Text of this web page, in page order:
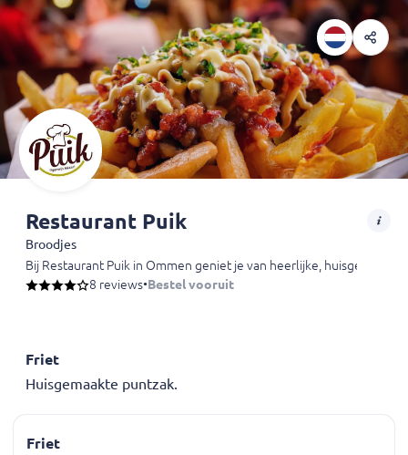
Restaurant Puik
Broodjes
Bij Restaurant Puik in Ommen geniet je van heerlijke,
8 reviews•Bestel vooruit
Friet
Huisgemaakte puntzak.
Friet